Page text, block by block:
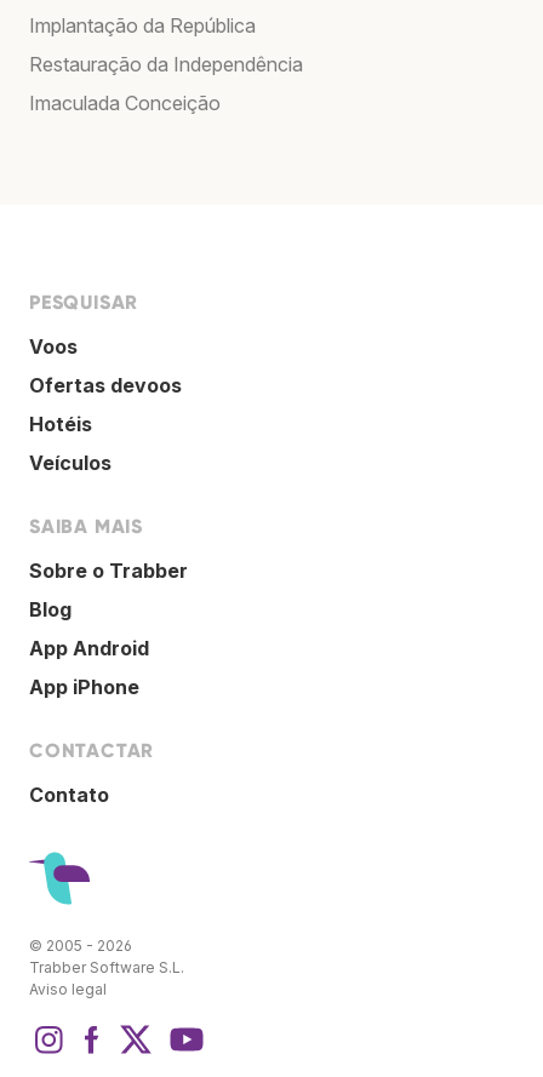
Implantação da República
Restauração da Independência
Imaculada Conceição
PESQUISAR
Voos
Ofertas devoos
Hotéis
Veículos
SAIBA MAIS
Sobre o Trabber
Blog
App Android
App iPhone
CONTACTAR
Contato
© 2005 - 2026
Trabber Software S.L.
Aviso legal